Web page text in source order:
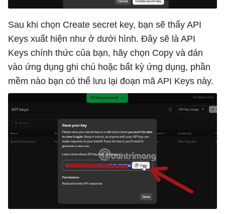
Sau khi chọn Create secret key, bạn sẽ thấy API
Keys xuất hiện như ở dưới hình. Đây sẽ là API
Keys chính thức của bạn, hãy chọn Copy và dán
vào ứng dụng ghi chú hoặc bất kỳ ứng dụng, phần
mềm nào bạn có thể lưu lại đoạn mã API Keys này.